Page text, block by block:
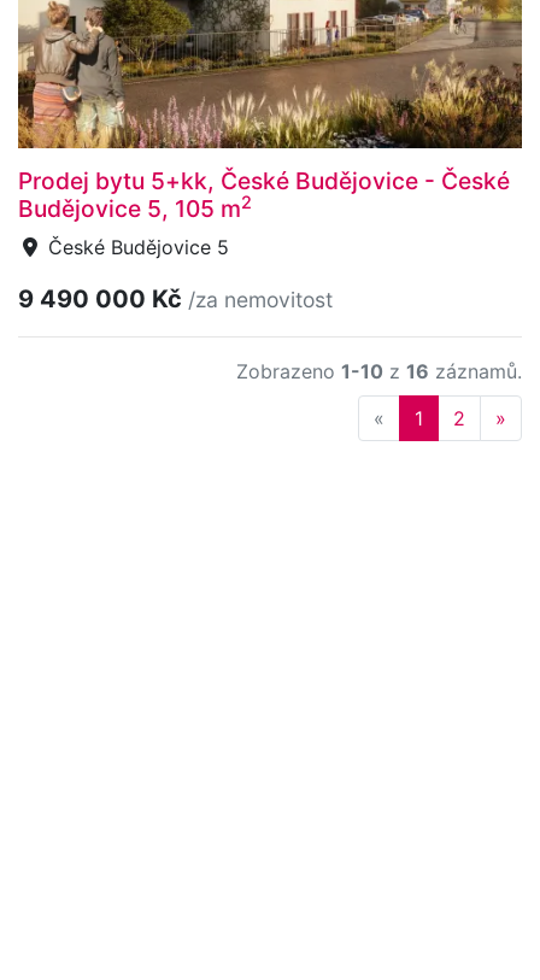
Prodej bytu 5+kk, České Budějovice - České
Budějovice 5, 105 m2
České Budějovice 5
9 490 000 Kč /za nemovitost
Zobrazeno 1-10 z 16 záznamů.
« Previous
1 2 »